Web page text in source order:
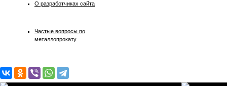
О разработчиках сайта
Частые вопросы по
металлопрокату